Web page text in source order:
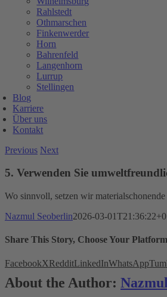
Rahlstedt
Othmarschen
Finkenwerder
Horn
Bahrenfeld
Langenhorn
Lurrup
Stellingen
Blog
Karriere
Über uns
Kontakt
Previous Next
5. Verwenden Sie
Wo sinnvoll, setzen wir
Nazmul Seoberlin2026-03-
Share This Story, Choose Your
FacebookXRedditLinkedInWhatsApp
About the Author: